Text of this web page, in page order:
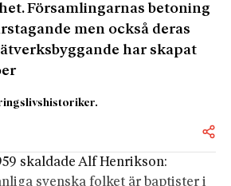
Församlingarnas betoning
men också deras
har skapat
skaldade Alf Henrikson:
svenska folket är baptister i